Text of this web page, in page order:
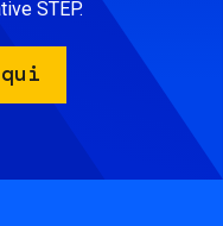
STEP.